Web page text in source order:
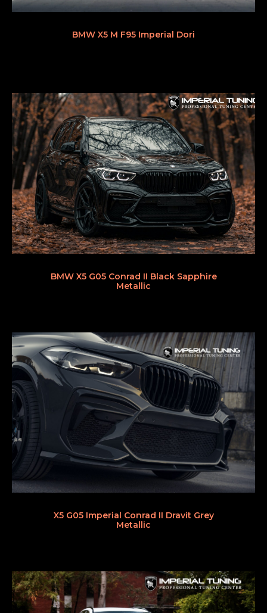
BMW X5 M F95 Imperial Dori
BMW X5 G05 Conrad II Black Sapphire
Metallic
X5 G05 Imperial Conrad II Dravit Grey
Metallic